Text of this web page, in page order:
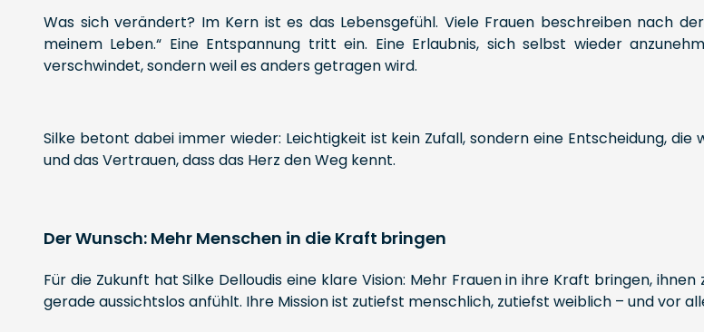
Was sich verändert? Im Kern ist es das Lebensgefühl. Viele Frauen beschreiben nach
meinem Leben.“ Eine Entspannung tritt ein. Eine Erlaubnis, sich selbst wieder
verschwindet, sondern weil es anders getragen wird.
Silke betont dabei immer wieder: Leichtigkeit ist kein Zufall, sondern eine Entscheidung,
und das Vertrauen, dass das Herz den Weg kennt.
Der Wunsch: Mehr Menschen in die Kraft bringen
Für die Zukunft hat Silke Delloudis eine klare Vision: Mehr Frauen in ihre Kraft bringen,
gerade aussichtslos anfühlt. Ihre Mission ist zutiefst menschlich, zutiefst weiblich – und vor